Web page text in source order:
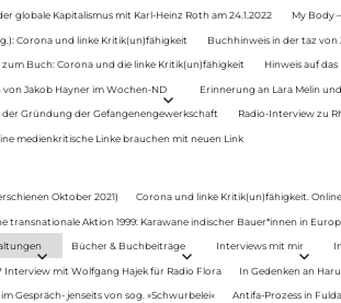
globale Kapitalismus mit Karl-Heinz Roth am 24.1.2022 My Body
Corona und linke Kritik(un)fähigkeit Buchhinweis in der taz von
Buch: Corona und die linke Kritik(un)fähigkeit Hinweis auf
von Jakob Hayner im Wochen-ND Erinnerung an Lara Melin
Gründung der Gefangenengewerkschaft Radio-Interview zu
medienkritische Linke brauchen mit neuen Link
Oktober 2021) Corona und linke Kritik(un)fähigkeit.
transnationale Aktion 1999: Karawane indischer Bauer*innen in
Bücher & Buchbeiträge Interviews mit mir
Interview mit Wolfgang Hajek für Radio Flora In Gedenken an
Gespräch- jenseits von sog. »Schwurbelei« Antifa-Prozess in